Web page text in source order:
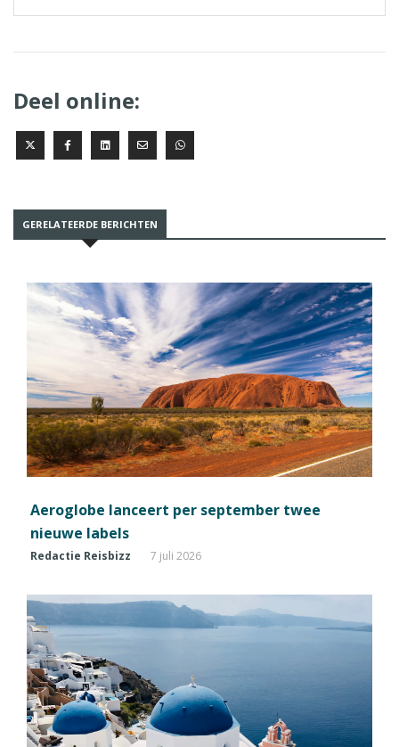
Deel online:
GERELATEERDE BERICHTEN
Aeroglobe lanceert per september twee
nieuwe labels
Redactie Reisbizz 7 juli 2026